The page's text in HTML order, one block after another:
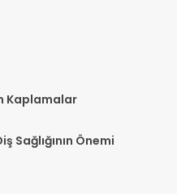
Kaplamalar
Sağlığının Önemi